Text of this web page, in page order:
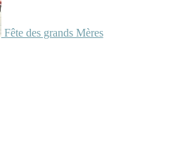
Fête des grands Mères